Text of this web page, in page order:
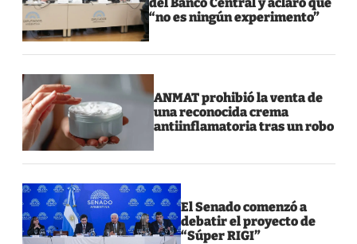
“no es ningún experimento”
ANMAT prohibió la venta de
una reconocida crema
antiinflamatoria tras un robo
El Senado comenzó a
debatir el proyecto de
“Súper RIGI”